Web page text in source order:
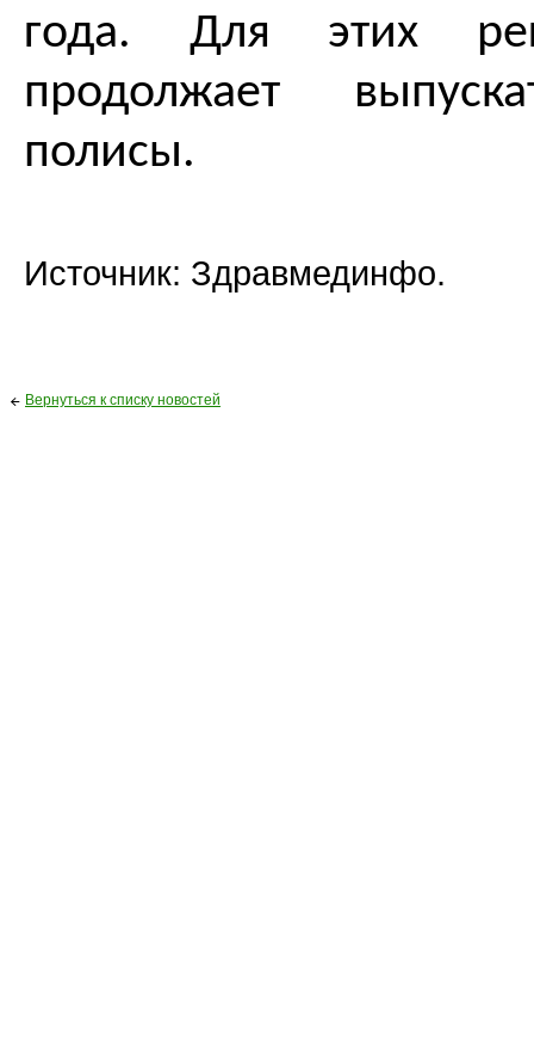
года. Для этих
продолжает
полисы.
Источник: Здравмединфо.
Вернуться к списку новостей